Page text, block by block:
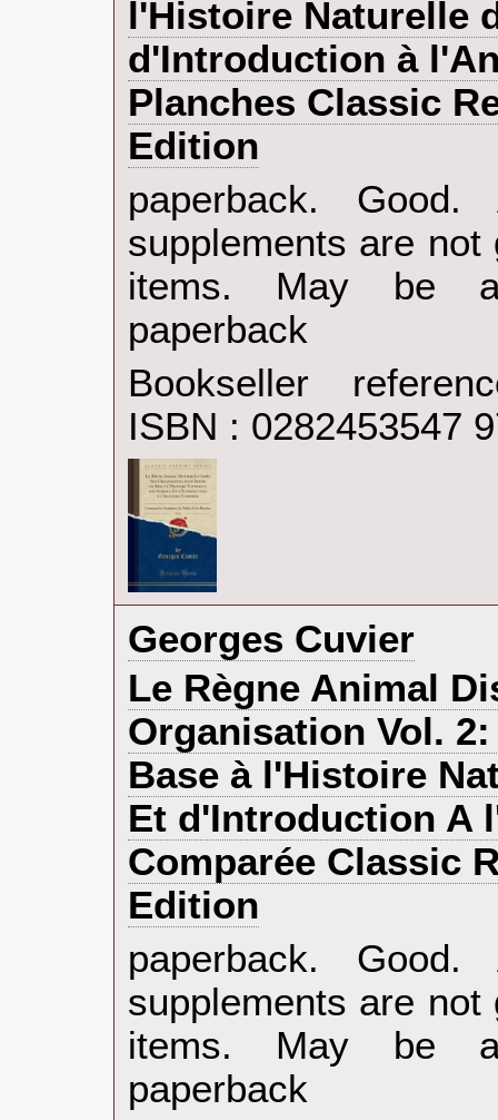
l'Histoire Naturelle
d'Introduction à
Planches Classic
Edition‎
‎paperback.
supplements are
items. May be
paperback‎
Bookseller
ISBN : 0282453547
‎Georges Cuvier‎
‎Le Règne Animal
Organisation Vol.
Base à l'Histoire
Et d'Introduction A
Comparée Classic
Edition‎
‎paperback.
supplements are
items. May be
paperback‎